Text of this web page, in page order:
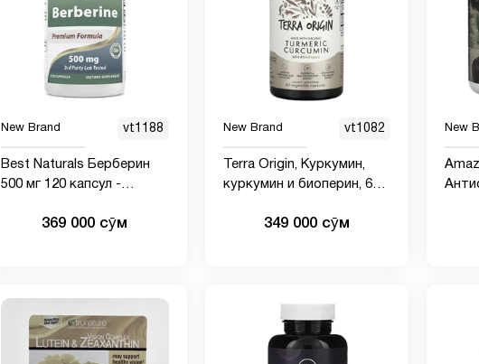
New Brand vt1188
Best Naturals Берберин
500 мг 120 капсул -
функцию, сердечно-
369 000 сӯм
New Brand vt1082
Terra Origin, Куркумин,
куркумин и биоперин, 60
349 000 сӯм
New